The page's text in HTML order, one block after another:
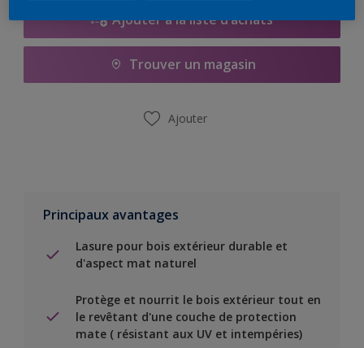
Ajouter à la liste d’achats
Trouver un magasin
Ajouter
Principaux avantages
Lasure pour bois extérieur durable et
d'aspect mat naturel
Protège et nourrit le bois extérieur tout en
le revêtant d'une couche de protection
mate ( résistant aux UV et intempéries)